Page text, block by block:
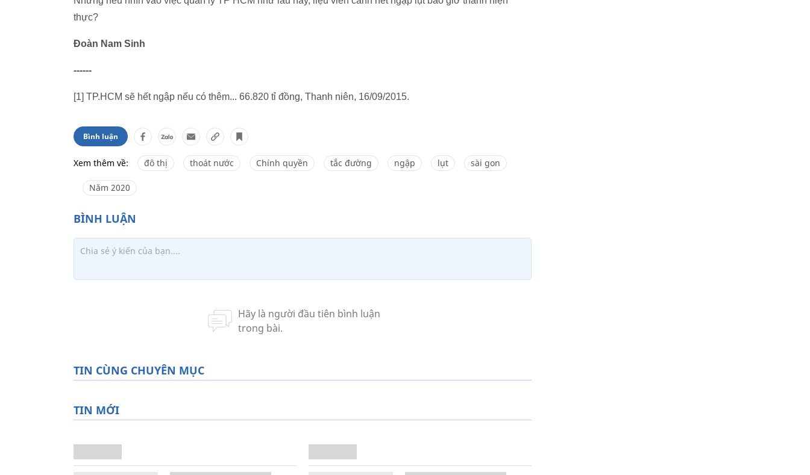
thực?
Đoàn Nam Sinh
------
[1] TP.HCM sẽ hết ngập nếu có thêm... 66.820 tỉ đồng, Thanh niên, 16/09/2015.
Bình luận
Xem thêm về: đô thị thoát nước Chính quyền tắc đường ngập lụt sài gon
Năm 2020
TIN CÙNG CHUYÊN MỤC
TIN MỚI